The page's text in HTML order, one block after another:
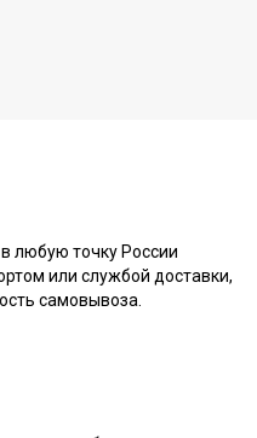
любую точку России
или службой доставки,
самовывоза.